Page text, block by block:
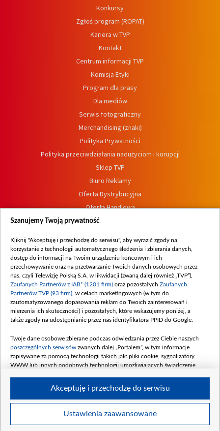
Konkursy
Zgłoś program (ROPAT)
Kariera w TVP
Kontakt
Centrum informacji TVP
Komisja Etyki
Program dla prasy
Dla mediów
Serwis fotograficzny
Merchandising (znaki)
Polityka Prywatności
Polityka przeciwdziałania nadużyciom i korupcji
Sklep TVP
Biuro Reklamy
Oferta Dystrybucyjna
Oferta Handlowa
Dostępność
Procedura zgłoszeń wewnętrznych
© 2026 Telewizja Polska S. A. w likwidacji
Szanujemy Twoją prywatność
Kliknij "Akceptuję i przechodzę do serwisu", aby wyrazić zgody na
korzystanie z technologii automatycznego śledzenia i zbierania danych,
dostęp do informacji na Twoim urządzeniu końcowym i ich
przechowywanie oraz na przetwarzanie Twoich danych osobowych przez
nas, czyli Telewizję Polską S.A. w likwidacji (zwaną dalej również „TVP”),
Zaufanych Partnerów z IAB* (1201 firm) oraz pozostałych Zaufanych
Partnerów TVP (93 firm) , w celach marketingowych (w tym do
zautomatyzowanego dopasowania reklam do Twoich zainteresowań i
mierzenia ich skuteczności) i pozostałych, które wskazujemy poniżej, a
także zgody na udostępnianie przez nas identyfikatora PPID do Google.
Twoje dane osobowe zbierane podczas odwiedzania przez Ciebie naszych
poszczególnych serwisów zwanych dalej „Portalem”, w tym informacje
zapisywane za pomocą technologii takich jak: pliki cookie, sygnalizatory
WWW lub innych podobnych technologii umożliwiających świadczenie
Twoje dane osobowe zbierane podczas odwiedzania przez Ciebie
Ustawienia zaawansowane
Akceptuję i przechodzę do serwisu